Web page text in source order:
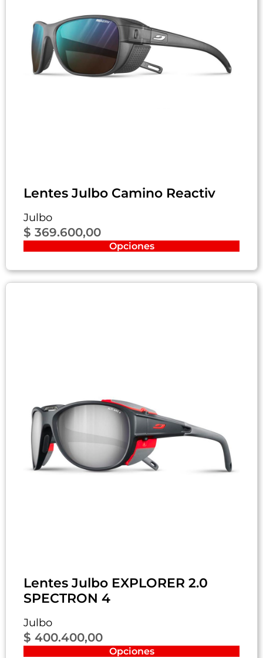
Lentes Julbo Camino Reactiv
Julbo
$ 369.600,00
Opciones
Lentes Julbo EXPLORER 2.0
SPECTRON 4
Julbo
$ 400.400,00
Opciones